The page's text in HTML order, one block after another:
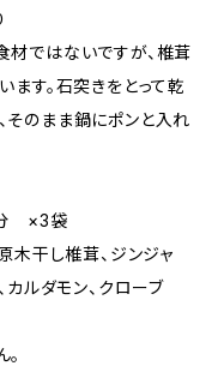
材ではないですが、椎茸
ます。石突きをとって乾
そのまま鍋にポンと入れ
×3袋
木干し椎茸、ジンジャ
カルダモン、クローブ